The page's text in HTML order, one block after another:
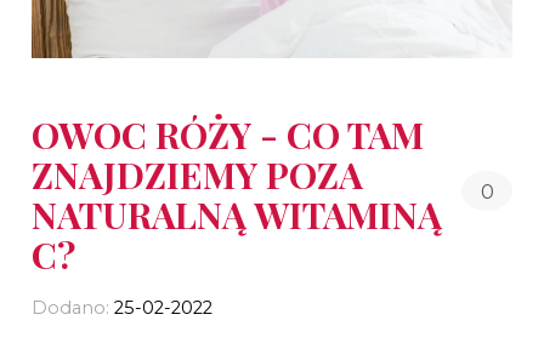
OWOC RÓŻY - CO TAM
ZNAJDZIEMY POZA
NATURALNĄ WITAMINĄ
C?
0
Dodano: 25-02-2022